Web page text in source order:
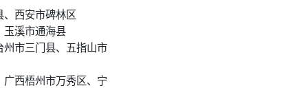
西安市碑林区
玉溪市通海县
市三门县、五指山市
西梧州市万秀区、宁